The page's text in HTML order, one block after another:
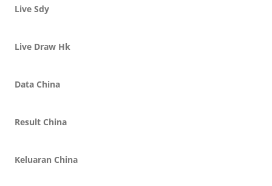
Live Sdy
Live Draw Hk
Data China
Result China
Keluaran China